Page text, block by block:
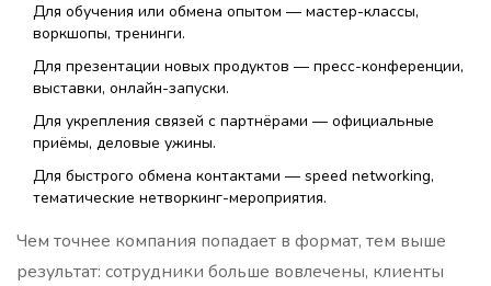
Для обучения или обмена опытом — мастер-классы,
воркшопы, тренинги.
Для презентации новых продуктов — пресс-конференции,
выставки, онлайн-запуски.
Для укрепления связей с партнёрами — официальные
приёмы, деловые ужины.
Для быстрого обмена контактами — speed networking,
тематические нетворкинг-мероприятия.
Чем точнее компания попадает в формат, тем выше
результат: сотрудники больше вовлечены, клиенты